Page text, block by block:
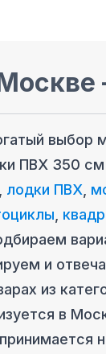
выбор
ПВХ 350 см
лодки ПВХ
и
из
в